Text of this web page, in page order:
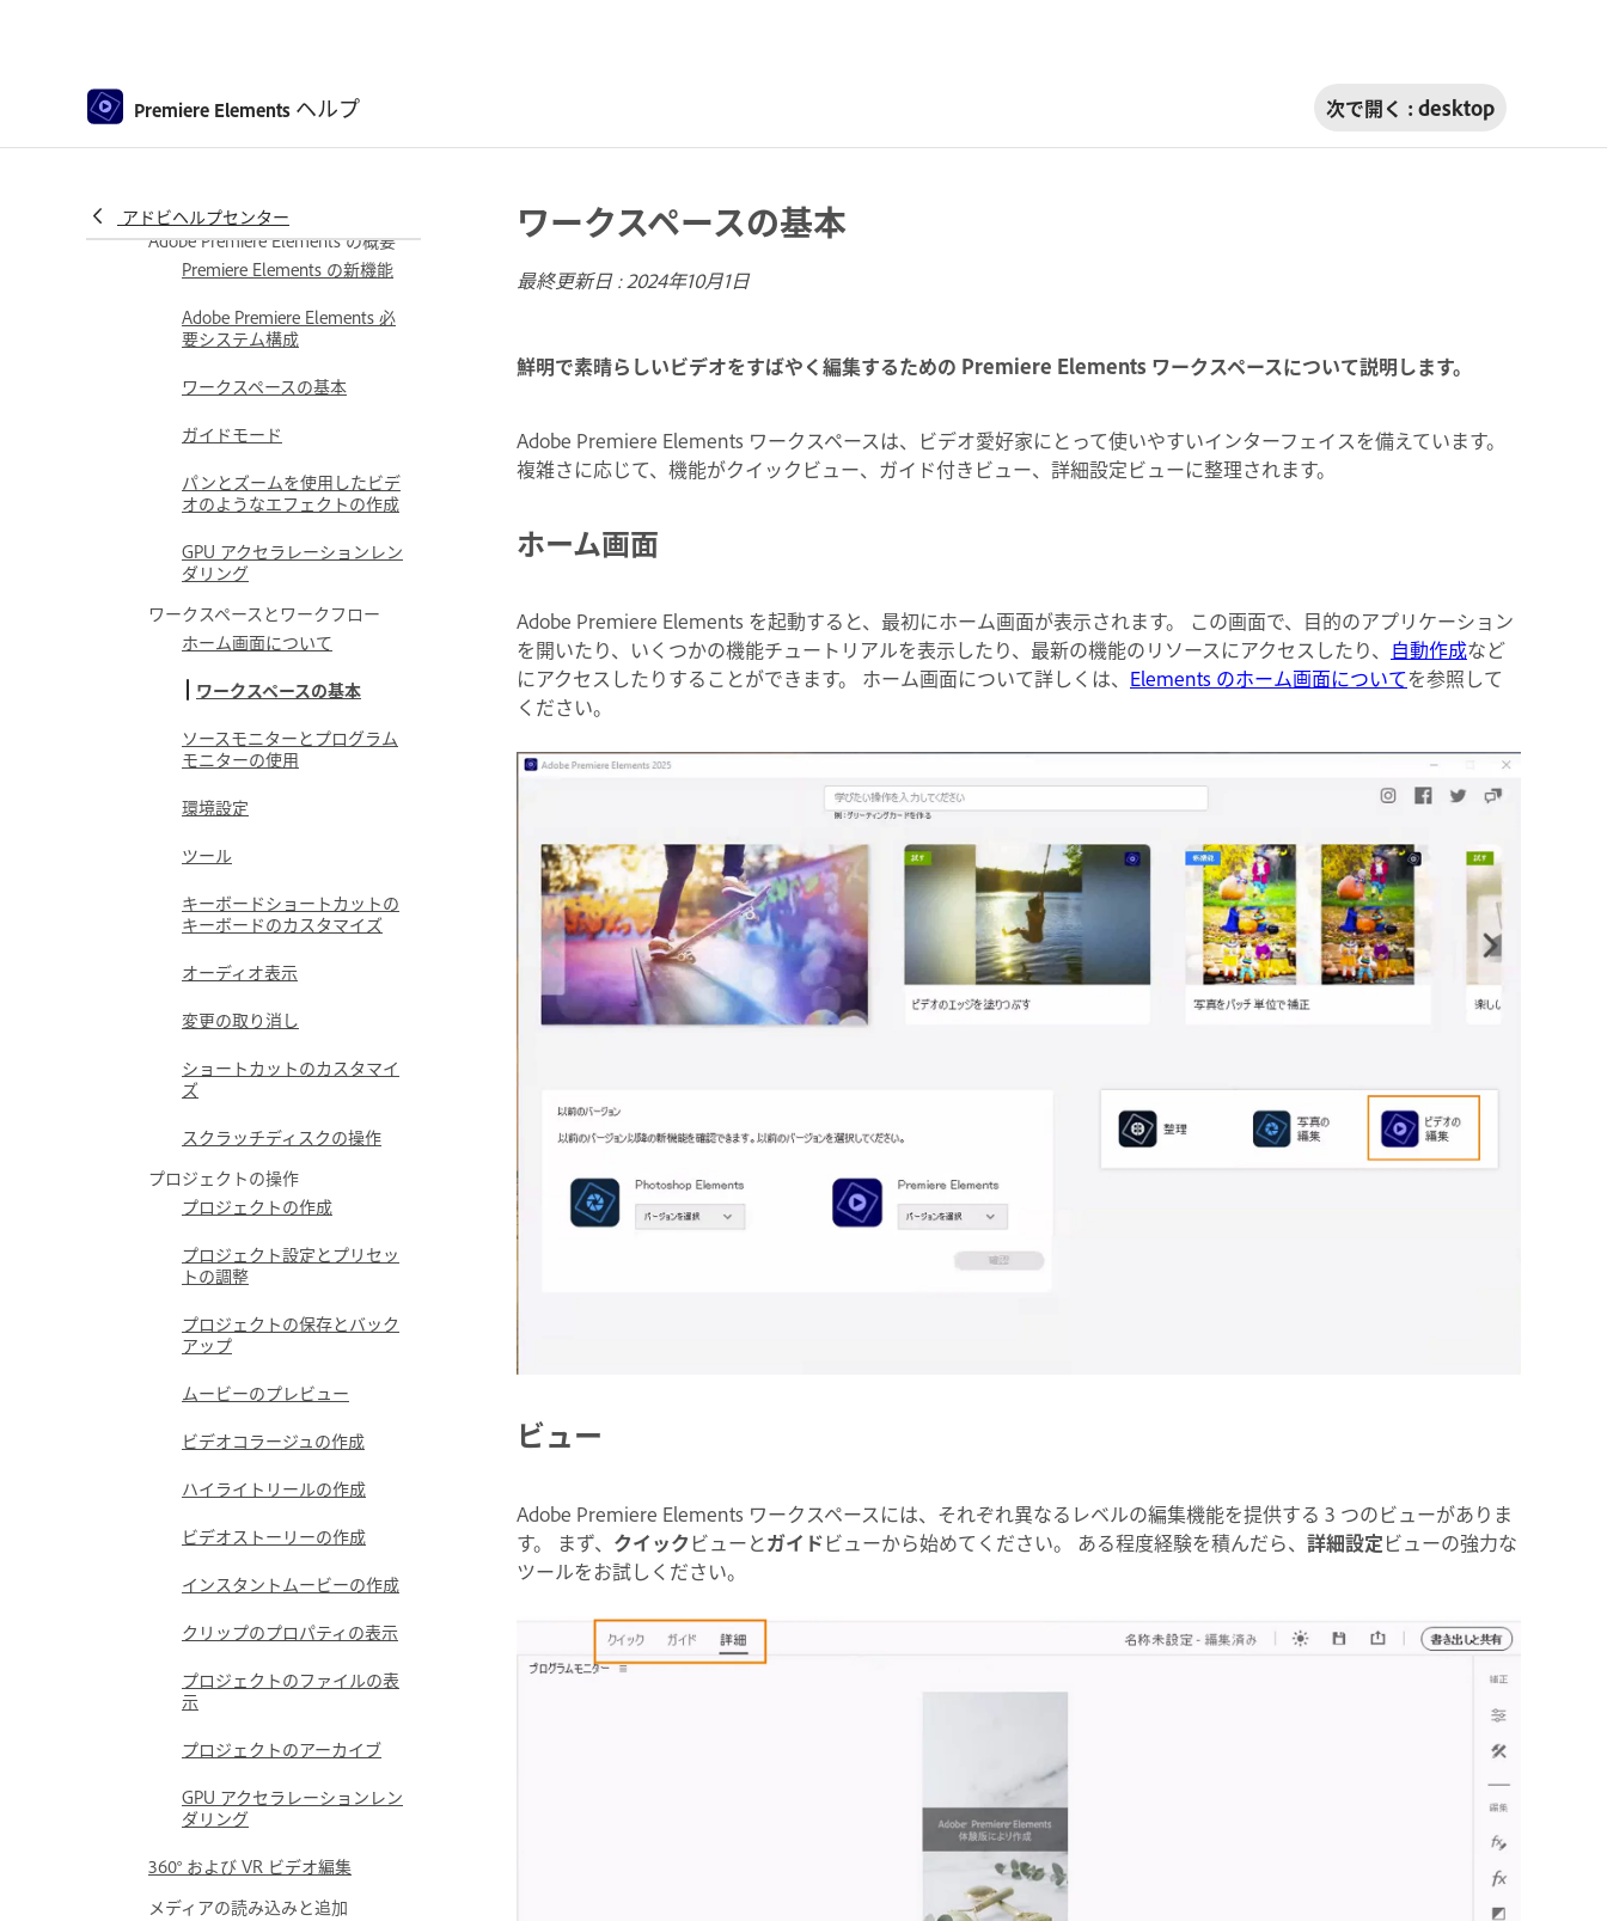
Premiere Elements ヘルプ 次で開く : desktop
アドビヘルプセンター
Adobe Premiere Elements を
Adobe Premiere Elements の概要
Premiere Elements の新機能
Adobe Premiere Elements 必
要システム構成
ワークスペースの基本
ガイドモード
パンとズームを使用したビデ
オのようなエフェクトの作成
GPU アクセラレーションレン
ダリング
ワークスペースとワークフロー
ホーム画面について
ワークスペースの基本
ソースモニターとプログラム
モニターの使用
環境設定
ツール
キーボードショートカットの
キーボードのカスタマイズ
オーディオ表示
変更の取り消し
ショートカットのカスタマイ
ズ
スクラッチディスクの操作
プロジェクトの操作
プロジェクトの作成
プロジェクト設定とプリセッ
トの調整
プロジェクトの保存とバック
アップ
ムービーのプレビュー
ビデオコラージュの作成
ハイライトリールの作成
ビデオストーリーの作成
インスタントムービーの作成
クリップのプロパティの表示
プロジェクトのファイルの表
示
プロジェクトのアーカイブ
GPU アクセラレーションレン
ダリング
360° および VR ビデオ編集
メディアの読み込みと追加
ワークスペースの基本
最終更新日 :2024年10月1日
鮮明で素晴らしいビデオをすばやく編集するための Premiere Elements ワークスペースについて説明します。
Adobe Premiere Elements ワークスペースは、ビデオ愛好家にとって使いやすいインターフェイスを備えています。
複雑さに応じて、機能がクイックビュー、ガイド付きビュー、詳細設定ビューに整理されます。
ホーム画面
Adobe Premiere Elements を起動すると、最初にホーム画面が表示されます。 この画面で、目的のアプリケーション
を開いたり、いくつかの機能チュートリアルを表示したり、最新の機能のリソースにアクセスしたり、 自動作成など
にアクセスしたりすることができます。 ホーム画面について詳しくは、 Elements のホーム画面についてを参照して
ください。
ビュー
Adobe Premiere Elements ワークスペースには、それぞれ異なるレベルの編集機能を提供する 3 つのビューがありま
す。 まず、 クイック ビューとガイドビューから始めてください。 ある程度経験を積んだら、 詳細設定ビューの強力な
ツールをお試しください。